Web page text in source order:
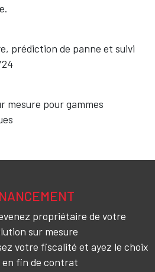
prédiction de panne et suivi
mesure pour gammes
propriétaire de votre
sur mesure
votre fiscalité et ayez le choix
fin de contrat